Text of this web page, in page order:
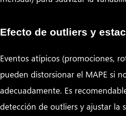
Efecto de outliers y
Eventos atípicos (promociones,
pueden distorsionar el MAPE si
adecuadamente. Es
detección de outliers y ajustar la